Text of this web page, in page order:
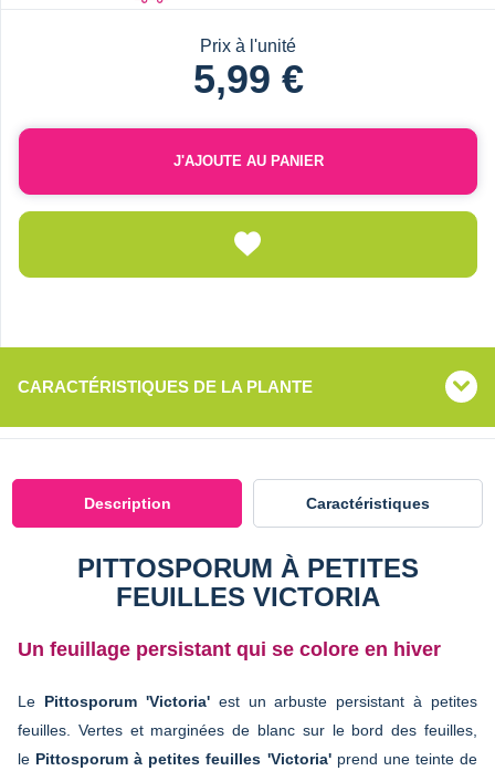
Prix à l'unité
5,99 €
J'AJOUTE AU PANIER
CARACTÉRISTIQUES DE LA PLANTE
Description Caractéristiques
PITTOSPORUM À PETITES
FEUILLES VICTORIA
Un feuillage persistant qui se colore en hiver
Le Pittosporum 'Victoria'est un arbuste persistant à petites
feuilles. Vertes et marginées de blanc sur le bord des feuilles,
le Pittosporum à petites feuilles 'Victoria'prend une teinte de